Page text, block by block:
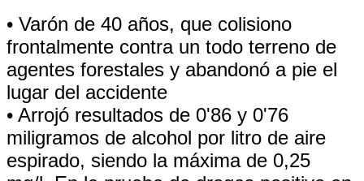
• Varón de 40 años, que colisiono
frontalmente contra un todo terreno de
agentes forestales y abandonó a pie el
lugar del accidente
• Arrojó resultados de 0'86 y 0'76
miligramos de alcohol por litro de aire
espirado, siendo la máxima de 0,25